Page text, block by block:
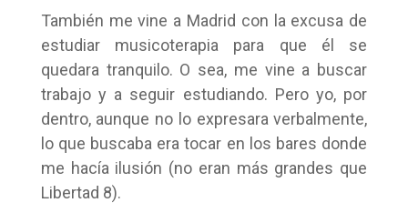
También me vine a Madrid con la excusa de
estudiar musicoterapia para que él se
quedara tranquilo. O sea, me vine a buscar
trabajo y a seguir estudiando. Pero yo, por
dentro, aunque no lo expresara verbalmente,
lo que buscaba era tocar en los bares donde
me hacía ilusión (no eran más grandes que
Libertad 8).